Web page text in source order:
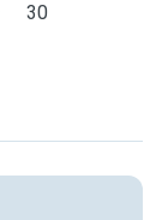
30